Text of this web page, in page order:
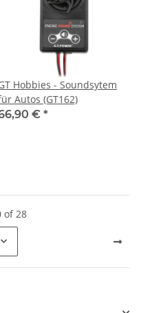
Hobbies - Soundsytem
Autos (GT162)
€ *
of 28